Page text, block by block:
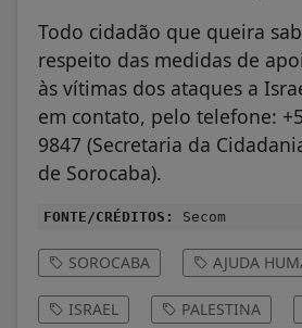
Todo cidadão que queira
respeito das medidas de
às vítimas dos ataques a
em contato, pelo telefone:
9847 (Secretaria da
de Sorocaba).
FONTE/CRÉDITOS: Secom
SOROCABA AJUDA
ISRAEL PALESTINA